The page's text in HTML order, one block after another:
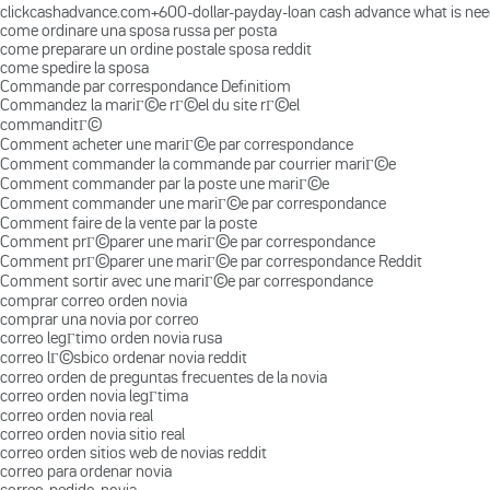
clickcashadvance.com+600-dollar-payday-loan cash advance what is
come ordinare una sposa russa per posta
come preparare un ordine postale sposa reddit
come spedire la sposa
Commande par correspondance Definitiom
Commandez la mariГ©e rГ©el du site rГ©el
commanditГ©
Comment acheter une mariГ©e par correspondance
Comment commander la commande par courrier mariГ©e
Comment commander par la poste une mariГ©e
Comment commander une mariГ©e par correspondance
Comment faire de la vente par la poste
Comment prГ©parer une mariГ©e par correspondance
Comment prГ©parer une mariГ©e par correspondance Reddit
Comment sortir avec une mariГ©e par correspondance
comprar correo orden novia
comprar una novia por correo
correo legГ­timo orden novia rusa
correo lГ©sbico ordenar novia reddit
correo orden de preguntas frecuentes de la novia
correo orden novia legГ­tima
correo orden novia real
correo orden novia sitio real
correo orden sitios web de novias reddit
correo para ordenar novia